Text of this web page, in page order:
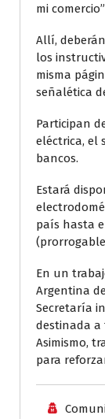
mi
Allí,
los
misma
señalética
Participan
eléctrica, el
bancos.
Estará
país hasta
En un
Argentina
Secretaría
destinada a
Asimismo,
para